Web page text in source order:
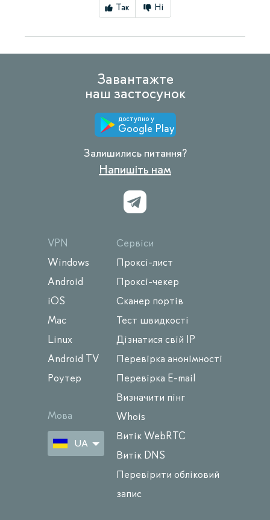
Так Ні
Завантажте
наш застосунок
доступно у
Google Play
Залишились питання?
Напишіть нам
VPN
Windows
Android
iOS
Mac
Linux
Android TV
Роутер
Мова
UA
Сервіси
Проксі-лист
Проксі-чекер
Сканер портів
Тест швидкості
Дізнатися свій IP
Перевірка анонімності
Перевірка E-mail
Визначити пінг
Whois
Витік WebRTC
Витік DNS
Перевірити обліковий
запис